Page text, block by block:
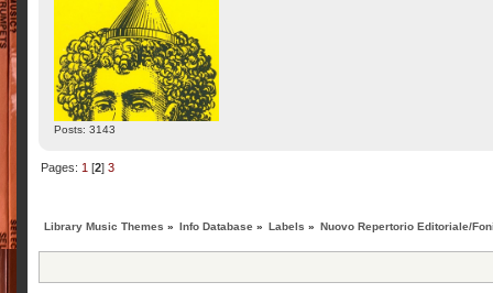
Posts: 3143
Pages: 1 [2] 3
Library Music Themes » Info Database » Labels » Nuovo Repertorio Editoriale/